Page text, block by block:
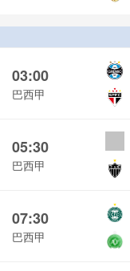
03:00
巴西甲
05:30
巴西甲
07:30
巴西甲